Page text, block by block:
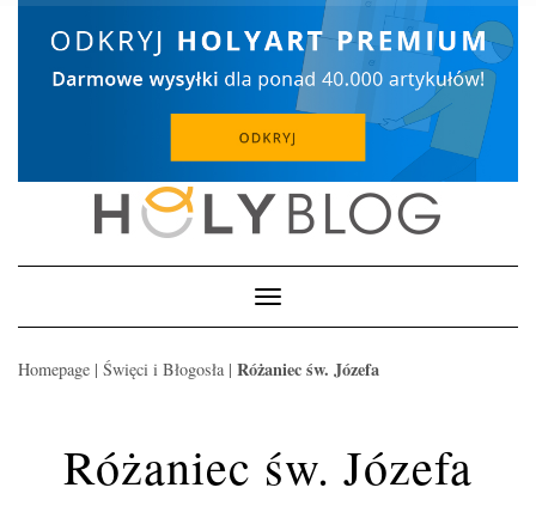
Toggle
Navigation
Homepage | Święci i Błogosła | Różaniec św. Józefa
Różaniec św. Józefa